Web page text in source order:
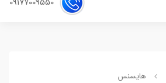
هایسنس